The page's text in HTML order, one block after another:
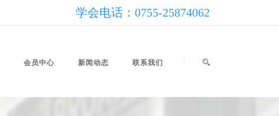
学会电话：0755-25874062
会员中心 新闻动态 联系我们